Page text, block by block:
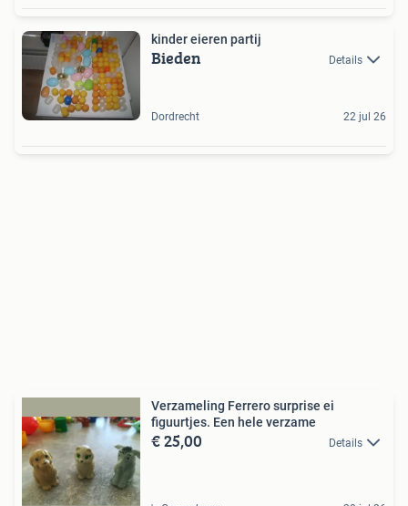
kinder eieren partij
Bieden Details
Dordrecht 22 jul 26
Verzameling Ferrero surprise ei
figuurtjes. Een hele verzame
€ 25,00 Details